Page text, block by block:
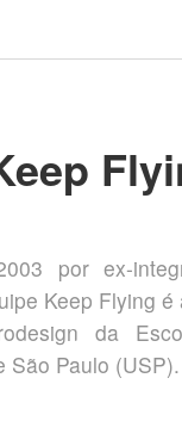
por ex-
Keep Flying
da
São Paulo (USP).